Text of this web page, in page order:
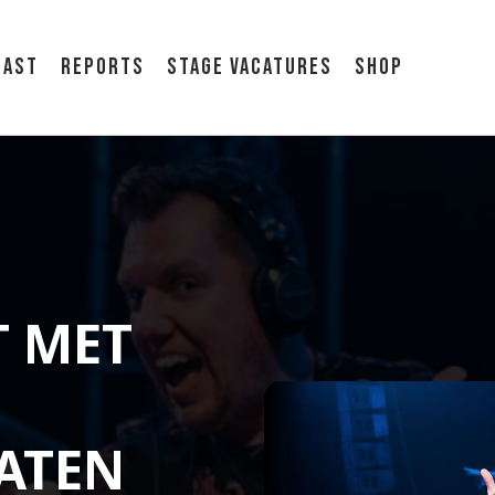
Reports Stage vacatures Shop
MET